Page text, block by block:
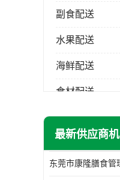
副食配送
水果配送
海鲜配送
食材配送
最新供应商机